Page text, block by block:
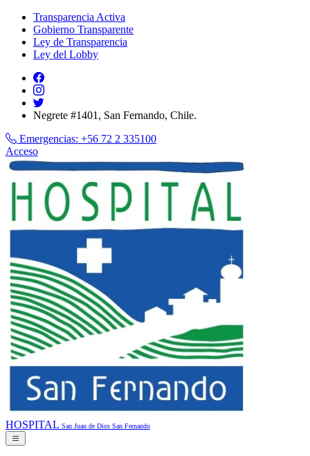
Transparencia Activa
Gobierno Transparente
Ley de Transparencia
Ley del Lobby
Negrete #1401, San Fernando, Chile.
Emergencias: +56 72 2 335100
Acceso
HOSPITAL San Juan de Dios San Fernando